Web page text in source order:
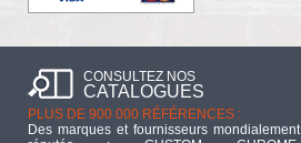
CONSULTEZ NOS
CATALOGUES
PLUS DE 900 000 RÉFÉRENCES :
Des marques et fournisseurs mondialement